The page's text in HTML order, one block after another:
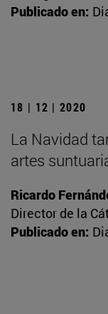
Publicado en:
18 | 12 | 2020
La Navidad
artes
Ricardo
Director de la
Publicado en: